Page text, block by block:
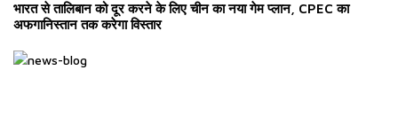
भारत से तालिबान को दूर करने के लिए चीन का नया गेम प्लान, CPEC का
अफगानिस्तान तक करेगा विस्तार